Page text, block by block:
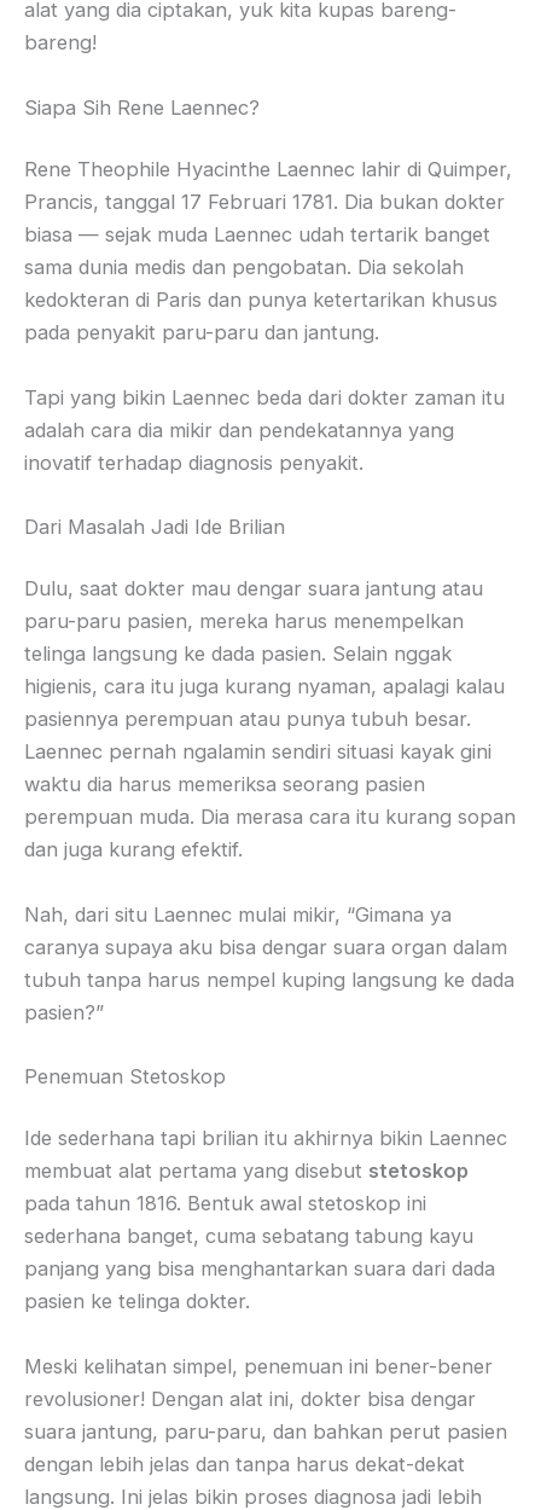
alat yang dia ciptakan, yuk kita kupas bareng-
bareng!
Siapa Sih Rene Laennec?
Rene Theophile Hyacinthe Laennec lahir di Quimper,
Prancis, tanggal 17 Februari 1781. Dia bukan dokter
biasa — sejak muda Laennec udah tertarik banget
sama dunia medis dan pengobatan. Dia sekolah
kedokteran di Paris dan punya ketertarikan khusus
pada penyakit paru-paru dan jantung.
Tapi yang bikin Laennec beda dari dokter zaman itu
adalah cara dia mikir dan pendekatannya yang
inovatif terhadap diagnosis penyakit.
Dari Masalah Jadi Ide Brilian
Dulu, saat dokter mau dengar suara jantung atau
paru-paru pasien, mereka harus menempelkan
telinga langsung ke dada pasien. Selain nggak
higienis, cara itu juga kurang nyaman, apalagi kalau
pasiennya perempuan atau punya tubuh besar.
Laennec pernah ngalamin sendiri situasi kayak gini
waktu dia harus memeriksa seorang pasien
perempuan muda. Dia merasa cara itu kurang sopan
dan juga kurang efektif.
Nah, dari situ Laennec mulai mikir, “Gimana ya
caranya supaya aku bisa dengar suara organ dalam
tubuh tanpa harus nempel kuping langsung ke dada
pasien?”
Penemuan Stetoskop
Ide sederhana tapi brilian itu akhirnya bikin Laennec
membuat alat pertama yang disebut stetoskop
pada tahun 1816. Bentuk awal stetoskop ini
sederhana banget, cuma sebatang tabung kayu
panjang yang bisa menghantarkan suara dari dada
pasien ke telinga dokter.
Meski kelihatan simpel, penemuan ini bener-bener
revolusioner! Dengan alat ini, dokter bisa dengar
suara jantung, paru-paru, dan bahkan perut pasien
dengan lebih jelas dan tanpa harus dekat-dekat
langsung. Ini jelas bikin proses diagnosa jadi lebih